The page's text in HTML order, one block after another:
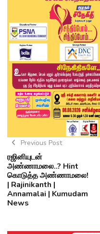
Previous Post
ரஜினியுடன்
அண்ணாமலை..? Hint
கொடுத்த அண்ணாமலை!
| Rajinikanth |
Annamalai | Kumudam
News